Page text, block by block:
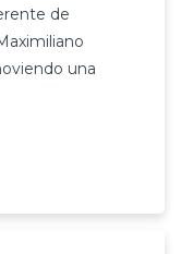
de
una